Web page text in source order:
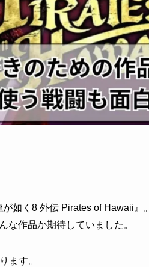
如く8 外伝 Pirates of Hawaii』。
な作品か期待していました。
ます。